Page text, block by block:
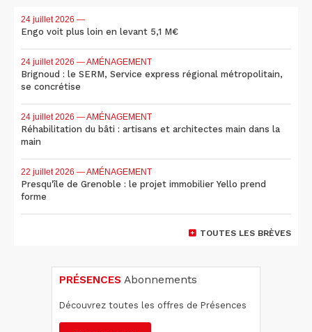
24 juillet 2026 —
Engo voit plus loin en levant 5,1 M€
24 juillet 2026 — AMÉNAGEMENT
Brignoud : le SERM, Service express régional métropolitain,
se concrétise
24 juillet 2026 — AMÉNAGEMENT
Réhabilitation du bâti : artisans et architectes main dans la
main
22 juillet 2026 — AMÉNAGEMENT
Presqu'île de Grenoble : le projet immobilier Yello prend
forme
TOUTES LES BRÈVES
PRÉSENCES Abonnements
Découvrez toutes les offres de Présences